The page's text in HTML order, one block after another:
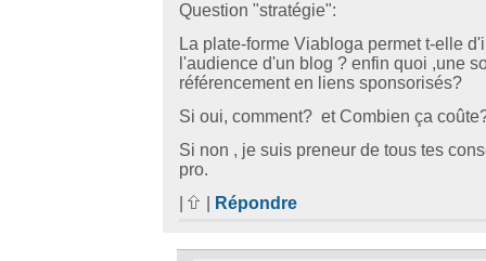
Question "stratégie":
La plate-forme Viabloga permet t-elle
l'audience d'un blog ? enfin quoi ,une
référencement en liens sponsorisés?
Si oui, comment? et Combien ça
Si non , je suis preneur de tous tes
pro.
|
Répondre